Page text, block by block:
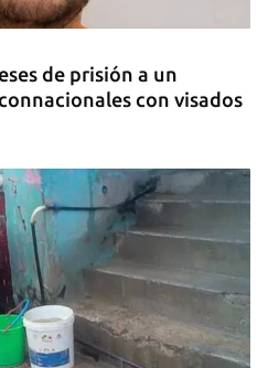
custodia del ICE
de prisión a un
con visados